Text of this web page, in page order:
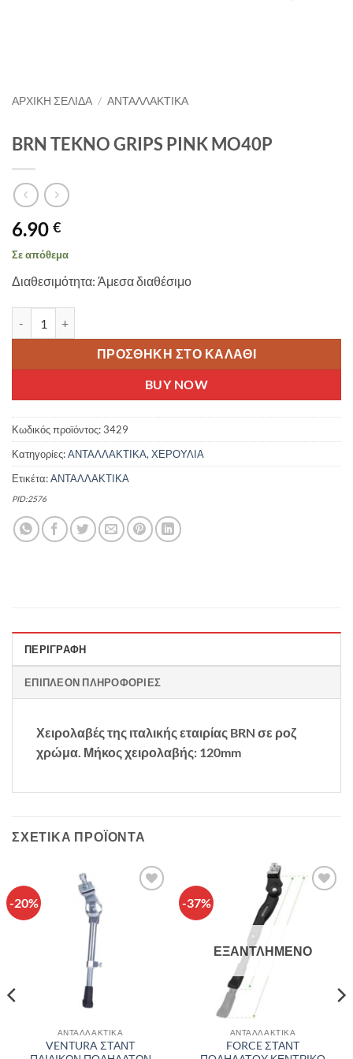
ΑΡΧΙΚΉ ΣΕΛΊΔΑ / ΑΝΤΑΛΛΑΚΤΙΚΑ
BRN TEKNO GRIPS PINK MO40P
6.90 €
Σε απόθεμα
Διαθεσιμότητα: Άμεσα διαθέσιμο
ΠΡΟΣΘΉΚΗ ΣΤΟ ΚΑΛΆΘΙ
BUY NOW
Κωδικός προϊόντος:3429
Κατηγορίες:ΑΝΤΑΛΛΑΚΤΙΚΑ, ΧΕΡΟΥΛΙΑ
Ετικέτα:ΑΝΤΑΛΛΑΚΤΙΚΑ
PID:2576
ΠΕΡΙΓΡΑΦΉ
ΕΠΙΠΛΈΟΝ ΠΛΗΡΟΦΟΡΊΕΣ
Χειρολαβές της ιταλικής εταιρίας BRN σε ροζ
χρώμα. Μήκος χειρολαβής: 120mm
ΣΧΕΤΙΚΆ ΠΡΟΪΌΝΤΑ
-20%
ΑΝΤΑΛΛΑΚΤΙΚΑ
VENTURA ΣΤΑΝΤ
-37%
Πρόσθήκη
στην λίστα
ΕΞΑΝΤΛΗΜΈΝΟ
ΑΝΤΑΛΛΑΚΤΙΚΑ
FORCE ΣΤΑΝΤ